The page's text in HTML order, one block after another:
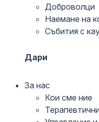
Доброволци
Наемане на
Събития с
Дари
За нас
Кои сме ние